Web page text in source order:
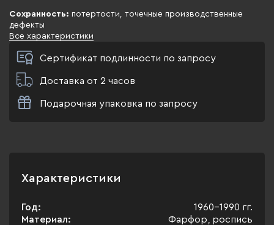
Сохранность: потертости, точечные производственные
дефекты
Все характеристики
Сертификат подлинности по запросу
Доставка от 2 часов
Подарочная упаковка по запросу
Характеристики
Год:
1960-1990 гг.
Материал:
Фарфор, роспись